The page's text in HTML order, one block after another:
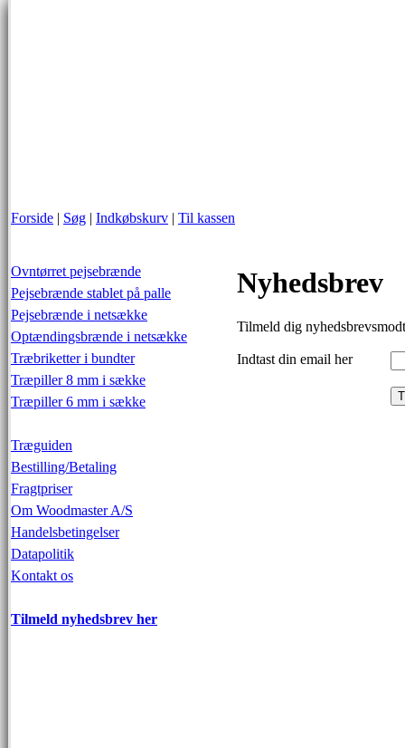
Forside | Søg | Indkøbskurv | Til kassen
Ovntørret pejsebrænde
Pejsebrænde stablet på palle
Pejsebrænde i netsække
Optændingsbrænde i netsække
Træbriketter i bundter
Træpiller 8 mm i sække
Træpiller 6 mm i sække
Træguiden
Bestilling/Betaling
Fragtpriser
Om Woodmaster A/S
Handelsbetingelser
Datapolitik
Kontakt os
Tilmeld nyhedsbrev her
Nyhedsbrev
Tilmeld dig
Indtast din email her